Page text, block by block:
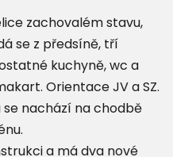
zachovalém stavu,
se z předsíně, tří
kuchyně, wc a
Orientace JV a SZ.
nachází na chodbě
a má dva nové